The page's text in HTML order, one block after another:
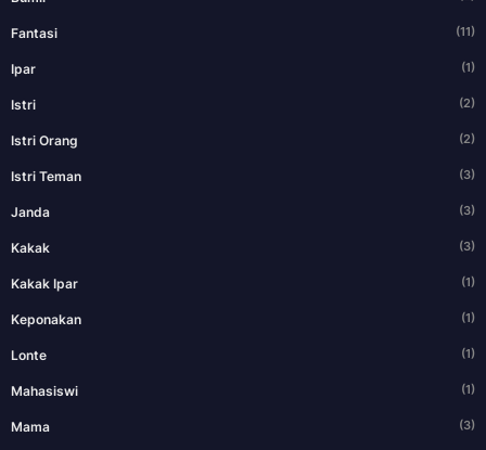
Fantasi (11)
Ipar (1)
Istri (2)
Istri Orang (2)
Istri Teman (3)
Janda (3)
Kakak (3)
Kakak Ipar (1)
Keponakan (1)
Lonte (1)
Mahasiswi (1)
Mama (3)